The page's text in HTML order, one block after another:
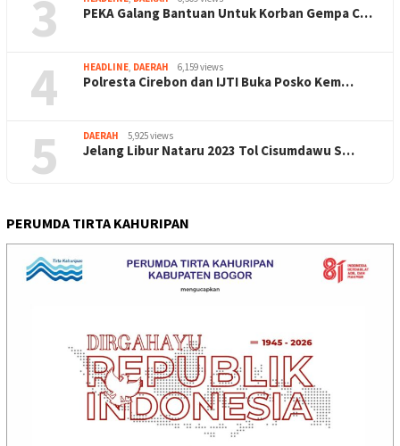
3 PEKA Galang Bantuan Untuk Korban Gempa C…
4 HEADLINE, DAERAH 6,159 views
Polresta Cirebon dan IJTI Buka Posko Kem…
5 DAERAH 5,925 views
Jelang Libur Nataru 2023 Tol Cisumdawu S…
PERUMDA TIRTA KAHURIPAN